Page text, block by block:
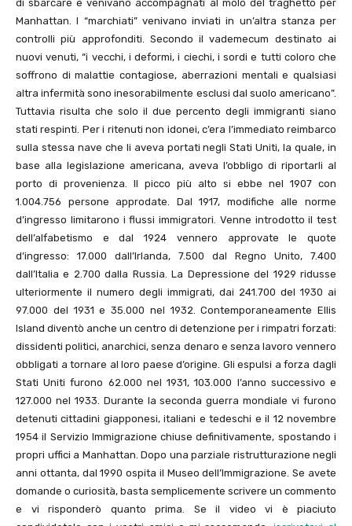
di sbarcare e venivano accompagnati al molo del traghetto per
Manhattan. I “marchiati” venivano inviati in un’altra stanza per
controlli più approfonditi. Secondo il vademecum destinato ai
nuovi venuti, “i vecchi, i deformi, i ciechi, i sordi e tutti coloro che
soffrono di malattie contagiose, aberrazioni mentali e qualsiasi
altra infermità sono inesorabilmente esclusi dal suolo americano”.
Tuttavia risulta che solo il due percento degli immigranti siano
stati respinti. Per i ritenuti non idonei, c’era l’immediato reimbarco
sulla stessa nave che li aveva portati negli Stati Uniti, la quale, in
base alla legislazione americana, aveva l’obbligo di riportarli al
porto di provenienza. Il picco più alto si ebbe nel 1907 con
1.004.756 persone approdate. Dal 1917, modifiche alle norme
d’ingresso limitarono i flussi immigratori. Venne introdotto il test
dell’alfabetismo e dal 1924 vennero approvate le quote
d’ingresso: 17.000 dall’Irlanda, 7.500 dal Regno Unito, 7.400
dall’Italia e 2.700 dalla Russia. La Depressione del 1929 ridusse
ulteriormente il numero degli immigrati, dai 241.700 del 1930 ai
97.000 del 1931 e 35.000 nel 1932. Contemporaneamente Ellis
Island diventò anche un centro di detenzione per i rimpatri forzati:
dissidenti politici, anarchici, senza denaro e senza lavoro vennero
obbligati a tornare al loro paese d’origine. Gli espulsi a forza dagli
Stati Uniti furono 62.000 nel 1931, 103.000 l’anno successivo e
127.000 nel 1933. Durante la seconda guerra mondiale vi furono
detenuti cittadini giapponesi, italiani e tedeschi e il 12 novembre
1954 il Servizio Immigrazione chiuse definitivamente, spostando i
propri uffici a Manhattan. Dopo una parziale ristrutturazione negli
anni ottanta, dal 1990 ospita il Museo dell’Immigrazione. Se avete
domande o curiosità, basta semplicemente scrivere un commento
e vi risponderò quanto prima. Se il video vi è piaciuto